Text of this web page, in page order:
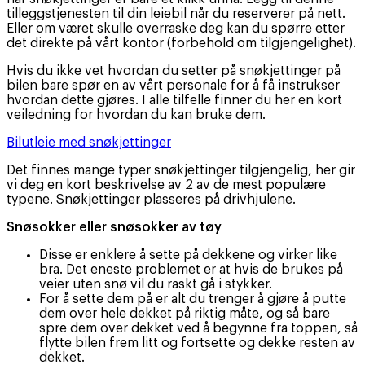
tilleggstjenesten til din leiebil når du reserverer på nett.
Eller om været skulle overraske deg kan du spørre etter
det direkte på vårt kontor (forbehold om tilgjengelighet).
Hvis du ikke vet hvordan du setter på snøkjettinger på
bilen bare spør en av vårt personale for å få instrukser
hvordan dette gjøres. I alle tilfelle finner du her en kort
veiledning for hvordan du kan bruke dem.
Bilutleie med snøkjettinger
Det finnes mange typer snøkjettinger tilgjengelig, her gir
vi deg en kort beskrivelse av 2 av de mest populære
typene. Snøkjettinger plasseres på drivhjulene.
Snøsokker eller snøsokker av tøy
Disse er enklere å sette på dekkene og virker like
bra. Det eneste problemet er at hvis de brukes på
veier uten snø vil du raskt gå i stykker.
For å sette dem på er alt du trenger å gjøre å putte
dem over hele dekket på riktig måte, og så bare
spre dem over dekket ved å begynne fra toppen, så
flytte bilen frem litt og fortsette og dekke resten av
dekket.